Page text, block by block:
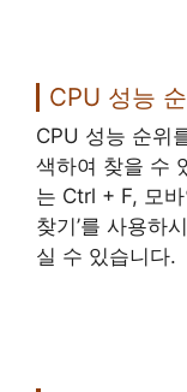
CPU 성능
CPU 성능 순위
색하여 찾을 수
는 Ctrl + F, 모
찾기’를 사용하
실 수 있습니다.